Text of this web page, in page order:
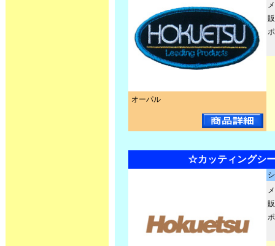
オーパル
☆カッティングシ